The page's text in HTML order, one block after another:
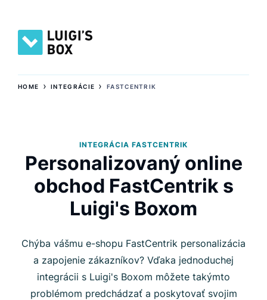
HOME ›INTEGRÁCIE ›FASTCENTRIK
INTEGRÁCIA FASTCENTRIK
Personalizovaný online
obchod FastCentrik s
Luigi's Boxom
Chýba vášmu e-shopu FastCentrik personalizácia
a zapojenie zákazníkov? Vďaka jednoduchej
integrácii s Luigi's Boxom môžete takýmto
problémom predchádzať a poskytovať svojim